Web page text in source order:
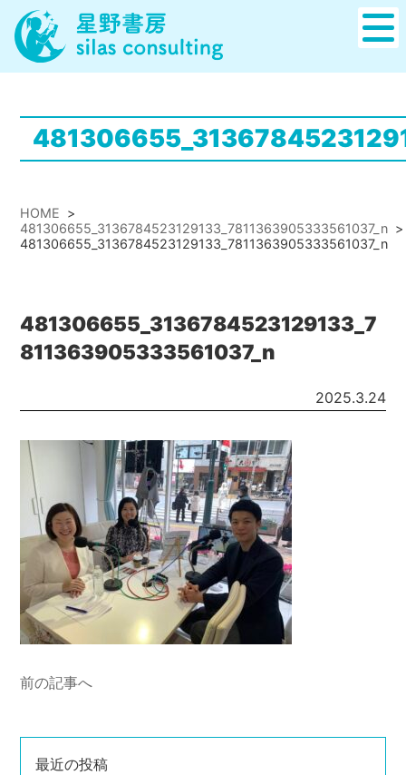
HOME >
481306655_3136784523129133_7811363905333561037_n >
481306655_3136784523129133_7811363905333561037_n
481306655_3136784523129133_7
811363905333561037_n
2025.3.24
前の記事へ
最近の投稿